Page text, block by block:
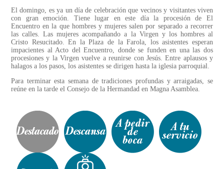
El domingo, es ya un día de celebración que vecinos y visitantes viven
con gran emoción. Tiene lugar en este día la procesión de El
Encuentro en la que hombres y mujeres salen por separado a recorrer
las calles. Las mujeres acompañando a la Virgen y los hombres al
Cristo Resucitado. En la Plaza de la Farola, los asistentes esperan
impacientes al Acto del Encuentro, donde se funden en una las dos
procesiones y la Virgen vuelve a reunirse con Jesús. Entre aplausos y
halagos a los pasos, los asistentes se dirigen hasta la iglesia parroquial.
Para terminar esta semana de tradiciones profundas y arraigadas, se
reúne en la tarde el Consejo de la Hermandad en Magna Asamblea.